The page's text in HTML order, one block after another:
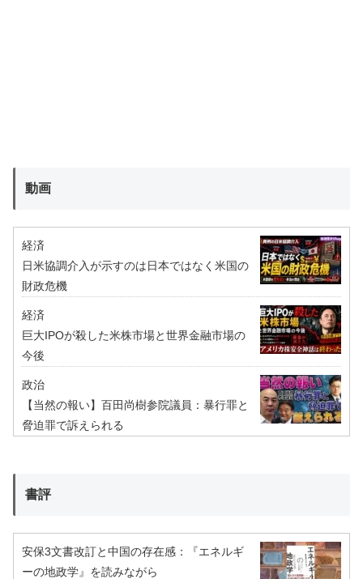
動画
経済
日米協調介入が示すのは日本ではなく米国の
財政危機
経済
巨大IPOが殺した米株市場と世界金融市場の
今後
政治
【当然の報い】百田尚樹参院議員：暴行罪と
脅迫罪で訴えられる
書評
安保3文書改訂と中国の存在感：『エネルギ
ーの地政学』を読みながら